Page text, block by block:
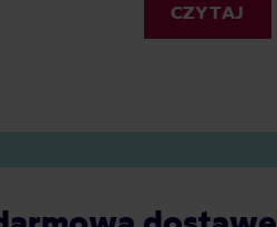
CZYTAJ